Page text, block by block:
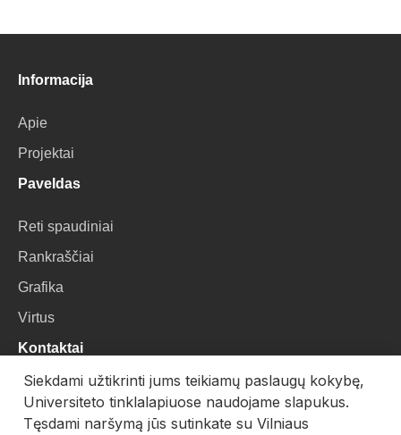
Informacija
Apie
Projektai
Paveldas
Reti spaudiniai
Rankraščiai
Grafika
Virtus
Kontaktai
VU Biblioteka
Universiteto g. 3, LT-01122, Vilnius
Siekdami užtikrinti jums teikiamų paslaugų kokybę,
Universiteto tinklalapiuose naudojame slapukus.
Tęsdami naršymą jūs sutinkate su Vilniaus